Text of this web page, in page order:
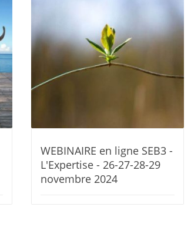
WEBINAIRE en ligne SEB3 -
L'Expertise - 26-27-28-29
novembre 2024